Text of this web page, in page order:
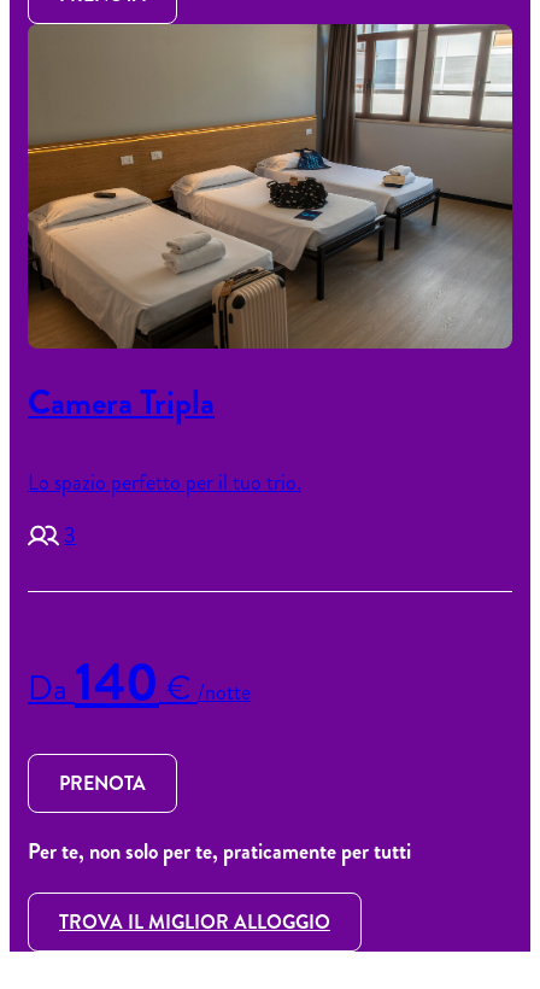
Camera Tripla
Lo spazio perfetto per il tuo trio.
3
Da 140 € /notte
PRENOTA
Per te, non solo per te, praticamente per tutti
TROVA IL MIGLIOR ALLOGGIO